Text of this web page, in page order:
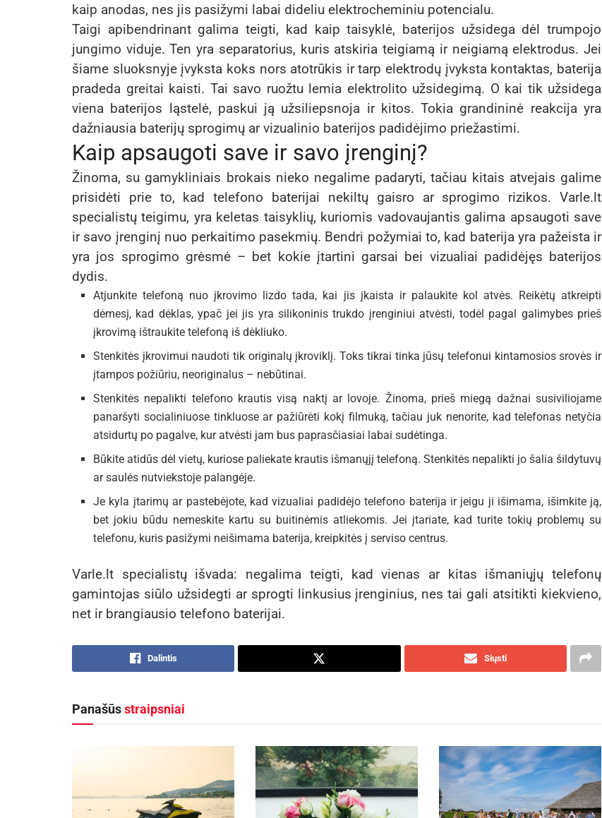
kaip anodas, nes jis pasižymi labai dideliu elektrocheminiu potencialu.
Taigi apibendrinant galima teigti, kad kaip taisyklė, baterijos užsidega dėl trumpojo
jungimo viduje. Ten yra separatorius, kuris atskiria teigiamą ir neigiamą elektrodus. Jei
šiame sluoksnyje įvyksta koks nors atotrūkis ir tarp elektrodų įvyksta kontaktas, baterija
pradeda greitai kaisti. Tai savo ruožtu lemia elektrolito užsidegimą. O kai tik užsidega
viena baterijos ląstelė, paskui ją užsiliepsnoja ir kitos. Tokia grandininė reakcija yra
dažniausia baterijų sprogimų ar vizualinio baterijos padidėjimo priežastimi.
Kaip apsaugoti save ir savo įrenginį?
Žinoma, su gamykliniais brokais nieko negalime padaryti, tačiau kitais atvejais galime
prisidėti prie to, kad telefono baterijai nekiltų gaisro ar sprogimo rizikos. Varle.lt
specialistų teigimu, yra keletas taisyklių, kuriomis vadovaujantis galima apsaugoti save
ir savo įrenginį nuo perkaitimo pasekmių. Bendri požymiai to, kad baterija yra pažeista ir
yra jos sprogimo grėsmė – bet kokie įtartini garsai bei vizualiai padidėjęs baterijos
dydis.
Atjunkite telefoną nuo įkrovimo lizdo tada, kai jis įkaista ir palaukite kol atvės. Reikėtų atkreipti
dėmesį, kad dėklas, ypač jei jis yra silikoninis trukdo įrenginiui atvėsti, todėl pagal galimybes prieš
įkrovimą ištraukite telefoną iš dėkliuko.
Stenkitės įkrovimui naudoti tik originalų įkroviklį. Toks tikrai tinka jūsų telefonui kintamosios srovės ir
įtampos požiūriu, neoriginalus – nebūtinai.
Stenkitės nepalikti telefono krautis visą naktį ar lovoje. Žinoma, prieš miegą dažnai susiviliojame
panaršyti socialiniuose tinkluose ar pažiūrėti kokį filmuką, tačiau juk nenorite, kad telefonas netyčia
atsidurtų po pagalve, kur atvėsti jam bus paprasčiasiai labai sudėtinga.
Būkite atidūs dėl vietų, kuriose paliekate krautis išmanųjį telefoną. Stenkitės nepalikti jo šalia šildytuvų
ar saulės nutviekstoje palangėje.
Je kyla įtarimų ar pastebėjote, kad vizualiai padidėjo telefono baterija ir jeigu ji išimama, išimkite ją,
bet jokiu būdu nemeskite kartu su buitinėmis atliekomis. Jei įtariate, kad turite tokių problemų su
telefonu, kuris pasižymi neišimama baterija, kreipkitės į serviso centrus.
Varle.lt specialistų išvada: negalima teigti, kad vienas ar kitas išmaniųjų telefonų
gamintojas siūlo užsidegti ar sprogti linkusius įrenginius, nes tai gali atsitikti kiekvieno,
net ir brangiausio telefono baterijai.
Dalintis Siųsti
Panašūsstraipsniai